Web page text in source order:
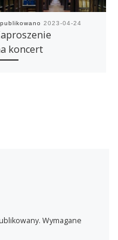
2023-04-24
koncert
Wymagane